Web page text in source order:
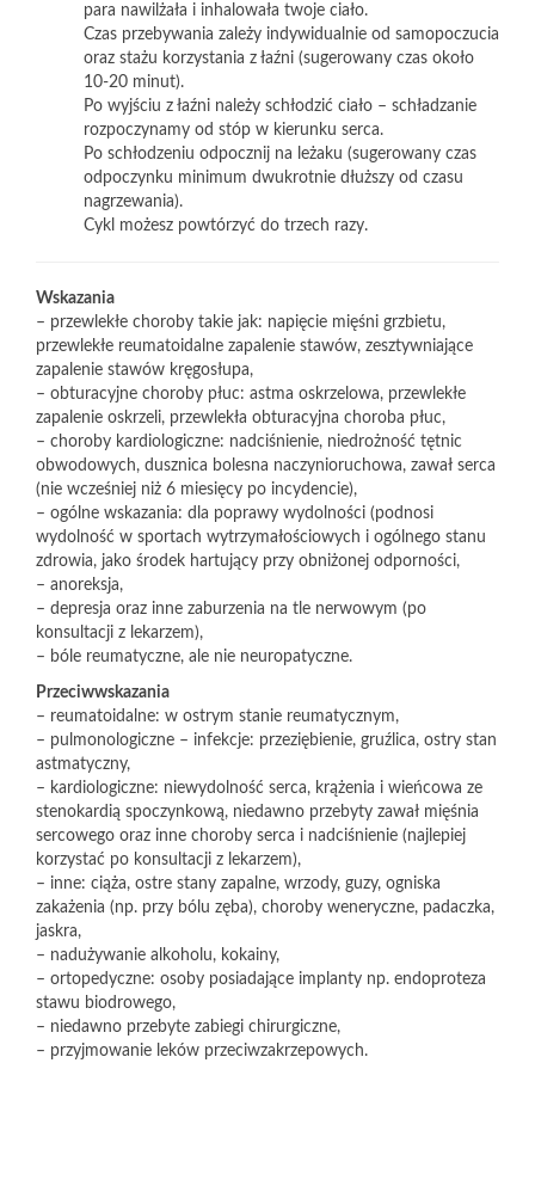
para nawilżała i inhalowała twoje ciało.
Czas przebywania zależy indywidualnie od samopoczucia
oraz stażu korzystania z łaźni (sugerowany czas około
10-20 minut).
Po wyjściu z łaźni należy schłodzić ciało – schładzanie
rozpoczynamy od stóp w kierunku serca.
Po schłodzeniu odpocznij na leżaku (sugerowany czas
odpoczynku minimum dwukrotnie dłuższy od czasu
nagrzewania).
Cykl możesz powtórzyć do trzech razy.
Wskazania
– przewlekłe choroby takie jak: napięcie mięśni grzbietu,
przewlekłe reumatoidalne zapalenie stawów, zesztywniające
zapalenie stawów kręgosłupa,
– obturacyjne choroby płuc: astma oskrzelowa, przewlekłe
zapalenie oskrzeli, przewlekła obturacyjna choroba płuc,
– choroby kardiologiczne: nadciśnienie, niedrożność tętnic
obwodowych, dusznica bolesna naczynioruchowa, zawał serca
(nie wcześniej niż 6 miesięcy po incydencie),
– ogólne wskazania: dla poprawy wydolności (podnosi
wydolność w sportach wytrzymałościowych i ogólnego stanu
zdrowia, jako środek hartujący przy obniżonej odporności,
– anoreksja,
– depresja oraz inne zaburzenia na tle nerwowym (po
konsultacji z lekarzem),
– bóle reumatyczne, ale nie neuropatyczne.
Przeciwwskazania
– reumatoidalne: w ostrym stanie reumatycznym,
– pulmonologiczne – infekcje: przeziębienie, gruźlica, ostry stan
astmatyczny,
– kardiologiczne: niewydolność serca, krążenia i wieńcowa ze
stenokardią spoczynkową, niedawno przebyty zawał mięśnia
sercowego oraz inne choroby serca i nadciśnienie (najlepiej
korzystać po konsultacji z lekarzem),
– inne: ciąża, ostre stany zapalne, wrzody, guzy, ogniska
zakażenia (np. przy bólu zęba), choroby weneryczne, padaczka,
jaskra,
– nadużywanie alkoholu, kokainy,
– ortopedyczne: osoby posiadające implanty np. endoproteza
stawu biodrowego,
– niedawno przebyte zabiegi chirurgiczne,
– przyjmowanie leków przeciwzakrzepowych.